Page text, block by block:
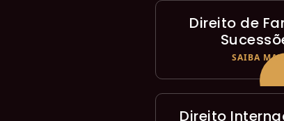
Direito de
SAIBA
Direito